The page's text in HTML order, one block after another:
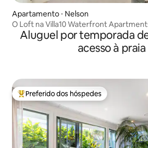
Apartamento ⋅ Nelson
O Loft na Villa10 Waterfront
Aluguel por temporada
acesso à praia
Entre os melhores preferidos dos
Preferido dos hóspedes